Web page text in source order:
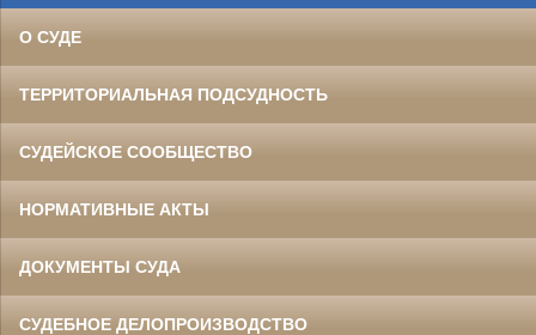
О СУДЕ
ТЕРРИТОРИАЛЬНАЯ ПОДСУДНОСТЬ
СУДЕЙСКОЕ СООБЩЕСТВО
НОРМАТИВНЫЕ АКТЫ
ДОКУМЕНТЫ СУДА
СУДЕБНОЕ ДЕЛОПРОИЗВОДСТВО